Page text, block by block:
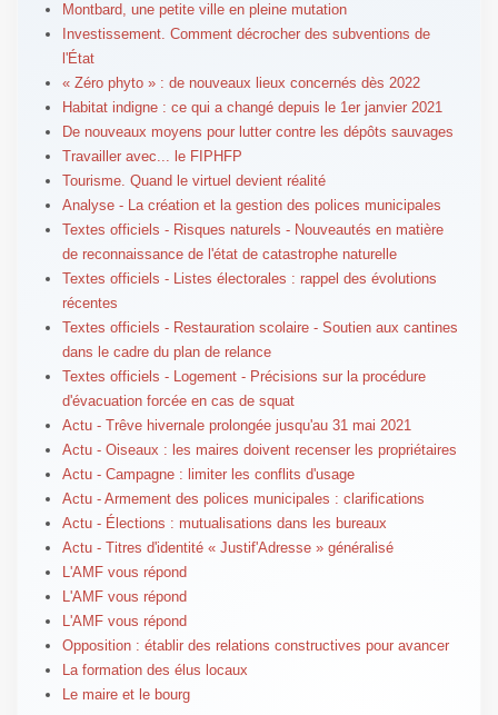
Montbard, une petite ville en pleine mutation
Investissement. Comment décrocher des subventions de
l'État
« Zéro phyto » : de nouveaux lieux concernés dès 2022
Habitat indigne : ce qui a changé depuis le 1er janvier 2021
De nouveaux moyens pour lutter contre les dépôts sauvages
Travailler avec... le FIPHFP
Tourisme. Quand le virtuel devient réalité
Analyse - La création et la gestion des polices municipales
Textes officiels - Risques naturels - Nouveautés en matière
de reconnaissance de l'état de catastrophe naturelle
Textes officiels - Listes électorales : rappel des évolutions
récentes
Textes officiels - Restauration scolaire - Soutien aux cantines
dans le cadre du plan de relance
Textes officiels - Logement - Précisions sur la procédure
d'évacuation forcée en cas de squat
Actu - Trêve hivernale prolongée jusqu'au 31 mai 2021
Actu - Oiseaux : les maires doivent recenser les propriétaires
Actu - Campagne : limiter les conflits d'usage
Actu - Armement des polices municipales : clarifications
Actu - Élections : mutualisations dans les bureaux
Actu - Titres d'identité « Justif'Adresse » généralisé
L'AMF vous répond
L'AMF vous répond
L'AMF vous répond
Opposition : établir des relations constructives pour avancer
La formation des élus locaux
Le maire et le bourg